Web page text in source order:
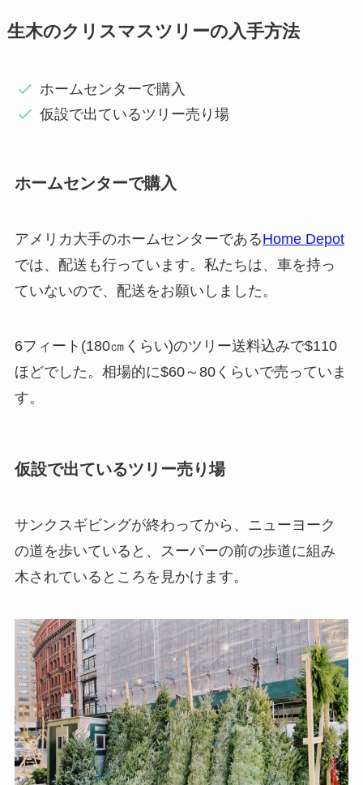
生木のクリスマスツリーの入手方法
ホームセンターで購入
仮設で出ているツリー売り場
ホームセンターで購入
アメリカ大手のホームセンターであるHome Depot
では、配送も行っています。私たちは、車を持っ
ていないので、配送をお願いしました。
6フィート(180㎝くらい)のツリー送料込みで$110
ほどでした。相場的に$60～80くらいで売っていま
す。
仮設で出ているツリー売り場
サンクスギビングが終わってから、ニューヨーク
の道を歩いていると、スーパーの前の歩道に組み
木されているところを見かけます。